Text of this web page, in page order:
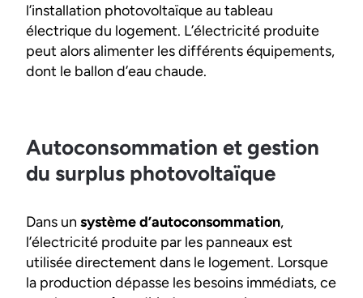
l’installation photovoltaïque au tableau
électrique du logement. L’électricité produite
peut alors alimenter les différents équipements,
dont le ballon d’eau chaude.
Autoconsommation et gestion
du surplus photovoltaïque
Dans un système d’autoconsommation,
l’électricité produite par les panneaux est
utilisée directement dans le logement. Lorsque
la production dépasse les besoins immédiats, ce